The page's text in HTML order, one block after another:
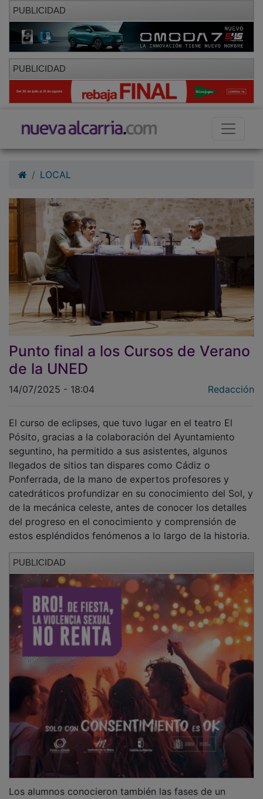
PUBLICIDAD
PUBLICIDAD
Punto final a los Cursos de Verano
de la UNED
Pósito, gracias a la colaboración del Ayuntamiento
seguntino, ha permitido a sus asistentes, algunos
llegados de sitios tan dispares como Cádiz o
Ponferrada, de la mano de expertos profesores y
catedráticos profundizar en su conocimiento del Sol, y
de la mecánica celeste, antes de conocer los detalles
del progreso en el conocimiento y comprensión de
estos espléndidos fenómenos a lo largo de la historia.